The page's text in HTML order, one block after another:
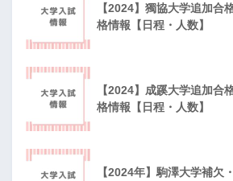
【2024】獨協大学追加合
格情報【日程・人数】
【2024】成蹊大学追加合
格情報【日程・人数】
【2024年】駒澤大学補欠